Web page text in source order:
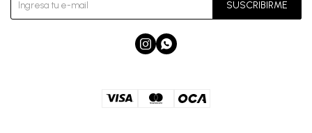
SUSCRIBIRME
 